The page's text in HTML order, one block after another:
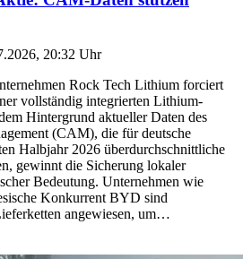
20:32 Uhr
Rock Tech Lithium forciert
vollständig integrierten Lithium-
Hintergrund aktueller Daten des
(CAM), die für deutsche
Halbjahr 2026 überdurchschnittliche
gewinnt die Sicherung lokaler
Bedeutung. Unternehmen wie
Konkurrent BYD sind
angewiesen, um…